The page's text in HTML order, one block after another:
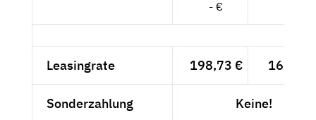
- €
Leasingrate 198,73 € 167,-- €
Sonderzahlung Keine!